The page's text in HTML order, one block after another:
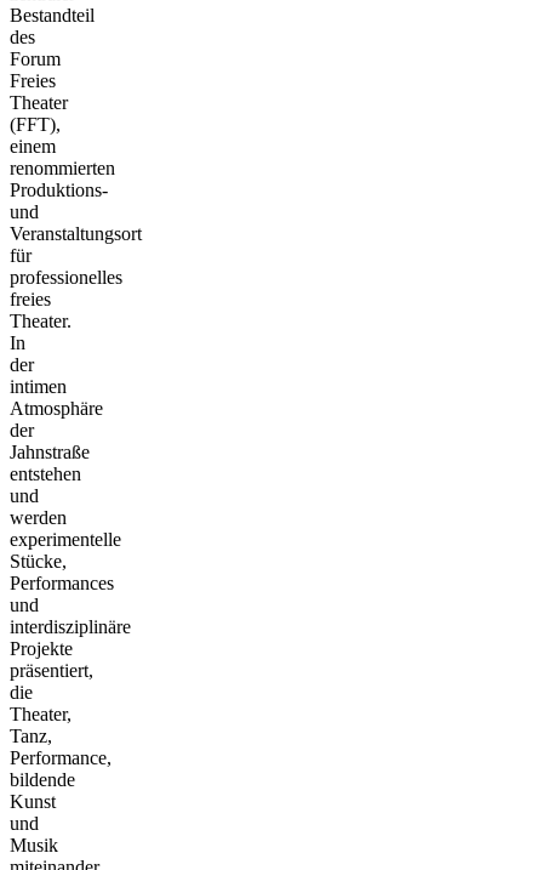
Bestandteil
des
Forum
Freies
Theater
(FFT),
einem
renommierten
Produktions-
und
Veranstaltungsort
für
professionelles
freies
Theater.
In
der
intimen
Atmosphäre
der
Jahnstraße
entstehen
und
werden
experimentelle
Stücke,
Performances
und
interdisziplinäre
Projekte
präsentiert,
die
Theater,
Tanz,
Performance,
bildende
Kunst
und
Musik